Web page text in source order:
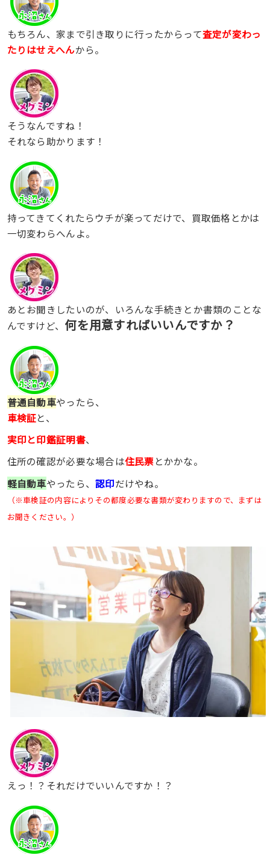
もちろん、家まで引き取りに行ったからって査定が変わっ
たりはせえへんから。
そうなんですね！
それなら助かります！
持ってきてくれたらウチが楽ってだけで、買取価格とかは
一切変わらへんよ。
あとお聞きしたいのが、いろんな手続きとか書類のことな
んですけど、 何を用意すればいいんですか？
普通自動車やったら、
車検証と、
実印と印鑑証明書、
住所の確認が必要な場合は住民票とかかな。
軽自動車やったら、認印だけやね。
（※車検証の内容によりその都度必要な書類が変わりますので、まずは
お聞きください。）
えっ！？それだけでいいんですか！？